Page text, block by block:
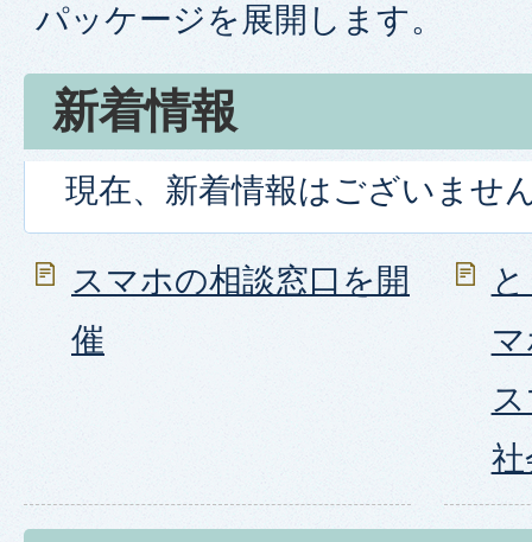
パッケージを展開します。
新着情報
現在、新着情報はございませ
スマホの相談窓口を開
催